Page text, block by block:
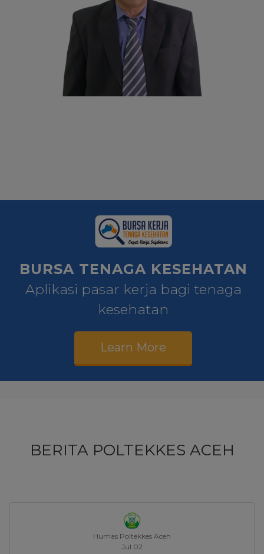
BURSA TENAGA KESEHATAN
Aplikasi pasar kerja bagi tenaga
kesehatan
Learn More
BERITA POLTEKKES ACEH
Humas Poltekkes Aceh
Jul 02